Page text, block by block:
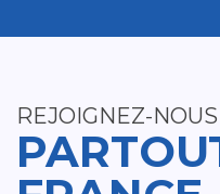
REJOIGNEZ-NOUS